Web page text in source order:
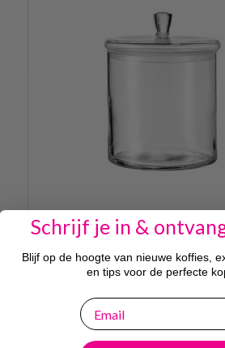
Schrijf je in &
Blijf op de hoogte van nieuwe koffies,
en tips voor de perfecte
email